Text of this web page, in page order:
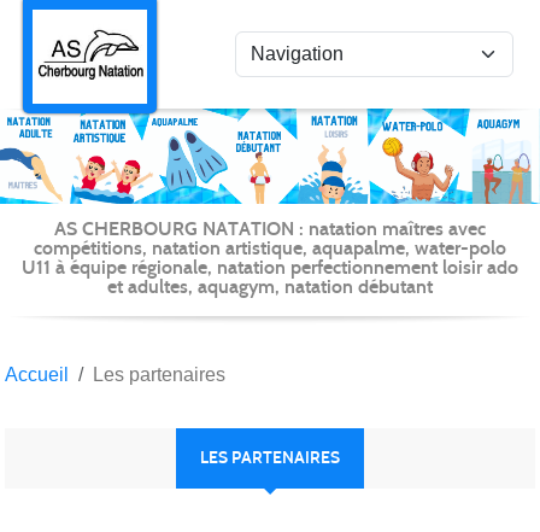
AS CHERBOURG NATATION : natation maîtres avec
compétitions, natation artistique, aquapalme, water-polo
U11 à équipe régionale, natation perfectionnement loisir ado
et adultes, aquagym, natation débutant
Accueil Les partenaires
LES PARTENAIRES
Panneau de gestion des cookies